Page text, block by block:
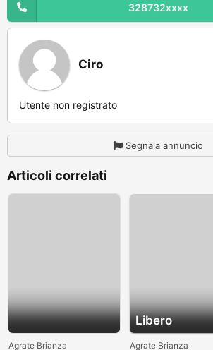
328732xxxx
Ciro
Utente non registrato
Segnala annuncio
Articoli correlati
Agrate Brianza
Libero
Agrate Brianza